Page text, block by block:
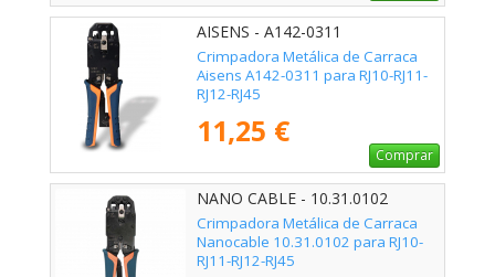
AISENS - A142-0311
Crimpadora Metálica de Carraca
Aisens A142-0311 para RJ10-RJ11-
RJ12-RJ45
11,25 €
Comprar
NANO CABLE - 10.31.0102
Crimpadora Metálica de Carraca
Nanocable 10.31.0102 para RJ10-
RJ11-RJ12-RJ45